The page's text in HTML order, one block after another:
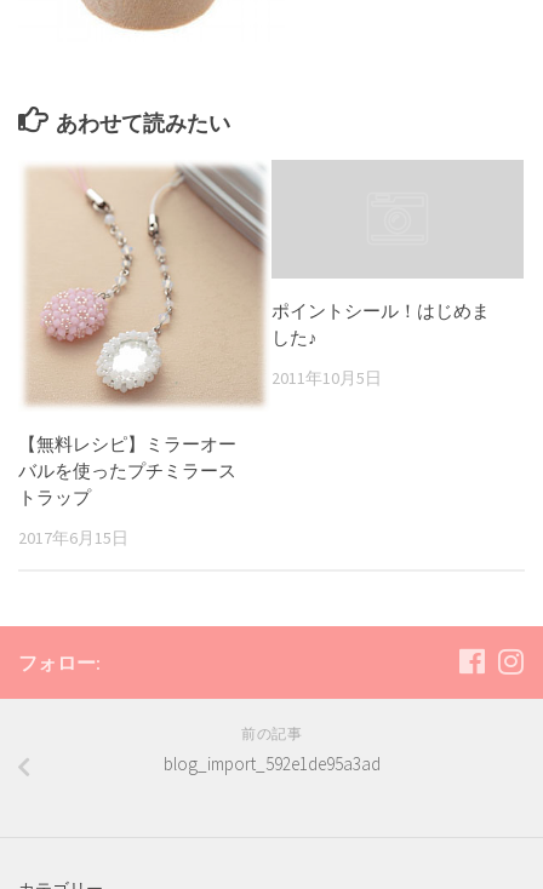
あわせて読みたい
【無料レシピ】ミラーオー
バルを使ったプチミラース
トラップ
2017年6月15日
ポイントシール！はじめま
した♪
2011年10月5日
フォロー:
前の記事
blog_import_592e1de95a3ad